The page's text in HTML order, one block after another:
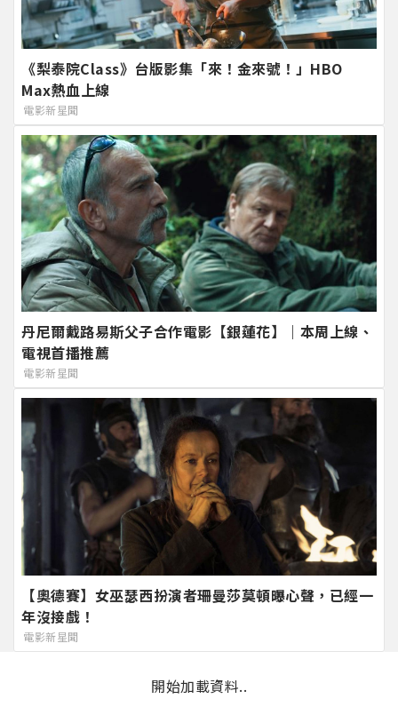
《梨泰院Class》台版影集「來！金來號！」HBO
Max熱血上線
電影新星聞
丹尼爾戴路易斯父子合作電影【銀蓮花】｜本周上線、
電視首播推薦
電影新星聞
【奧德賽】女巫瑟西扮演者珊曼莎莫頓曝心聲，已經一
年沒接戲！
電影新星聞
開始加載資料..